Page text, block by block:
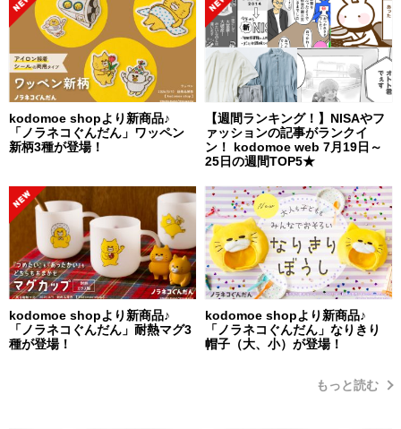
kodomoe shopより新商品♪
「ノラネコぐんだん」ワッペン
新柄3種が登場！
【週間ランキング！】NISAやフ
ァッションの記事がランクイ
ン！ kodomoe web 7月19日～
25日の週間TOP5★
kodomoe shopより新商品♪
「ノラネコぐんだん」耐熱マグ3
種が登場！
kodomoe shopより新商品♪
「ノラネコぐんだん」なりきり
帽子（大、小）が登場！
もっと読む